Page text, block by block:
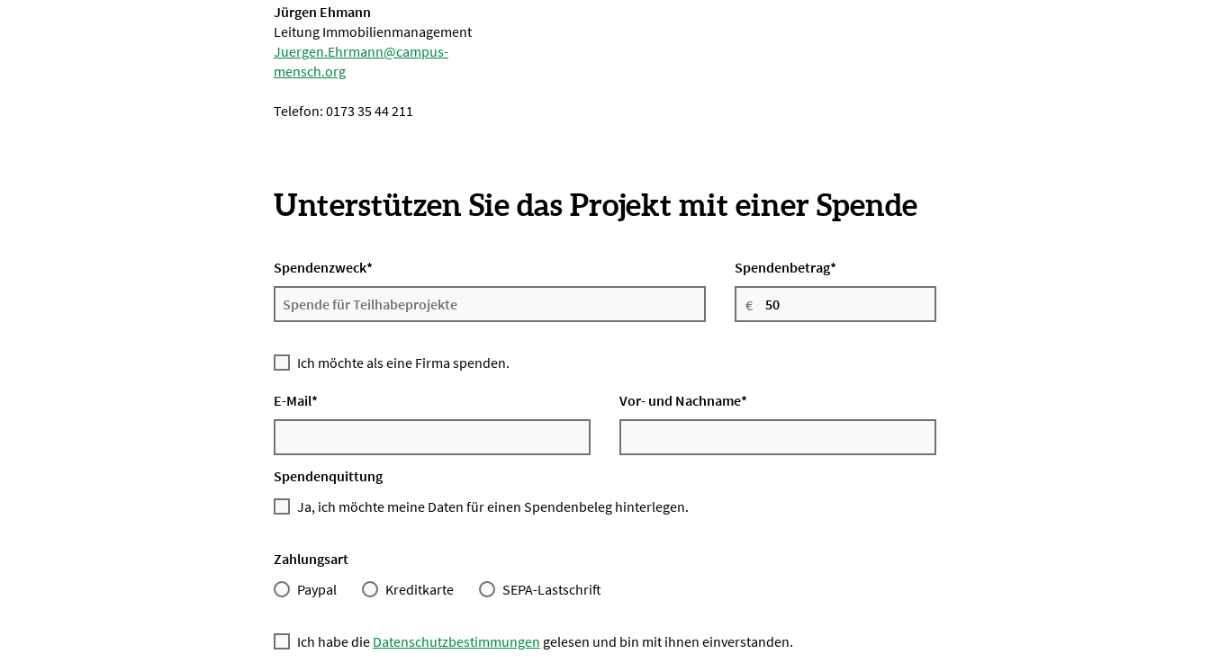
Jürgen Ehmann
Leitung Immobilienmanagement
Juergen.Ehrmann@campus-
mensch.org
Telefon: 0173 35 44 211
Unterstützen Sie das Projekt mit einer Spende
Spendenzweck* Spendenbetrag*
Ich möchte als eine Firma spenden.
E-Mail* Vor- und Nachname*
Spendenquittung
Ja, ich möchte meine Daten für einen Spendenbeleg hinterlegen.
Zahlungsart
Paypal
Kreditkarte SEPA-Lastschrift
Ich habe die Datenschutzbestimmungen gelesen und bin mit ihnen einverstanden.